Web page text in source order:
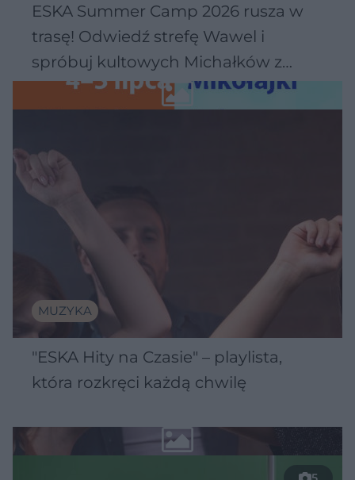
ESKA Summer Camp 2026 rusza w
trasę! Odwiedź strefę Wawel i
spróbuj kultowych Michałków z
Wawelu
MUZYKA
"ESKA Hity na Czasie" – playlista,
która rozkręci każdą chwilę